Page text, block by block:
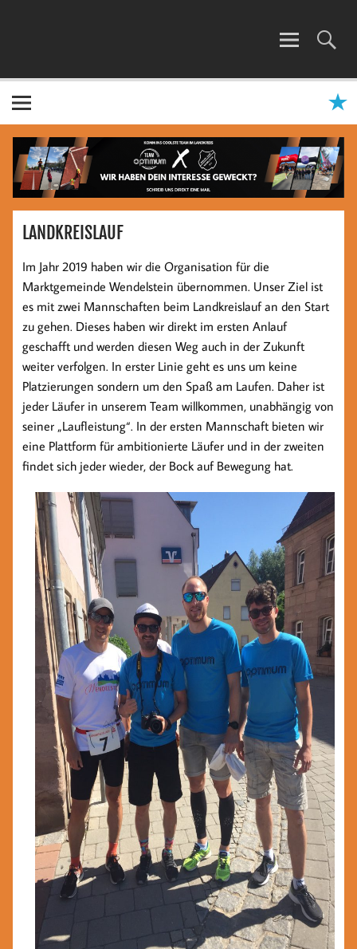
LANDKREISLAUF
Im Jahr 2019 haben wir die Organisation für die
Marktgemeinde Wendelstein übernommen. Unser Ziel ist
es mit zwei Mannschaften beim Landkreislauf an den Start
zu gehen. Dieses haben wir direkt im ersten Anlauf
geschafft und werden diesen Weg auch in der Zukunft
weiter verfolgen. In erster Linie geht es uns um keine
Platzierungen sondern um den Spaß am Laufen. Daher ist
jeder Läufer in unserem Team willkommen, unabhängig von
seiner „Laufleistung“. In der ersten Mannschaft bieten wir
eine Plattform für ambitionierte Läufer und in der zweiten
findet sich jeder wieder, der Bock auf Bewegung hat.